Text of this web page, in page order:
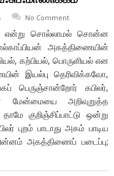
No Comment
என்று சொல்லாமல் சொன்ன
அகத்திணையின்
கற்பியல், பொருளியல் என
இயல்பு தெரிவிக்கவோ,
பெருஞ்சான்றோர் கபிலர்,
மேன்மையை அறிவுறுத்த
குறிஞ்சிப்பாட்டு ஒன்று
புறம் பாடாது அகம் பாடிய
அகத்திணைப் படைப்பு;